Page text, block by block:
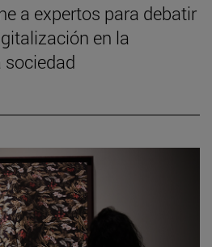
a expertos para debatir
en la